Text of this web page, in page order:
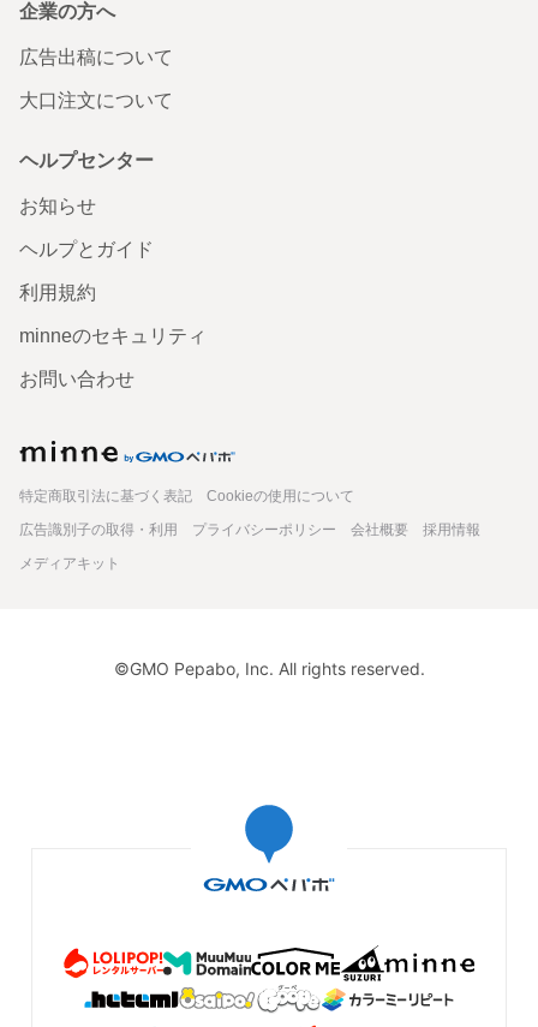
企業の方へ
広告出稿について
大口注文について
ヘルプセンター
お知らせ
ヘルプとガイド
利用規約
minneのセキュリティ
お問い合わせ
特定商取引法に基づく表記
Cookieの使用について
広告識別子の取得・利用
プライバシーポリシー 会社概要
採用情報
メディアキット
©GMO Pepabo, Inc. All rights reserved.